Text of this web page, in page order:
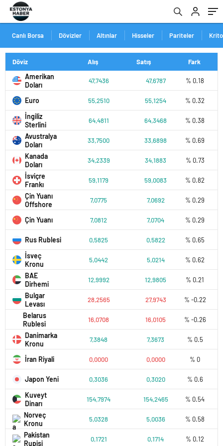
Canlı Borsa Dövizler Altınlar Hisseler Pariteler
Döviz Alış Satış Fark
Amerikan
Doları
47,7436 47,6787 % 0.18
Euro 55,2510 55,1254 % 0.32
İngiliz
Sterlini
64,4811 64,3468 % 0.38
Avustralya
Doları
33,7500 33,6898 % 0.69
Kanada
Doları
34,2339 34,1883 % 0.73
İsviçre
Frankı
59,1179 59,0083 % 0.82
Çin Yuanı
Offshore
7,0775 7,0692 % 0.29
Çin Yuanı 7,0812 7,0704 % 0.29
Rus Rublesi 0,5825 0,5822 % 0.65
İsveç
Kronu
5,0442 5,0214 % 0.62
BAE
Dirhemi
12,9992 12,9805 % 0.21
Bulgar
Levası
28,2565 27,9743 % -0.22
Belarus
Rublesi
16,0708 16,0105 % -0.26
Danimarka
Kronu
7,3848 7,3673 % 0.5
İran Riyali 0,0000 0,0000 % 0
Japon Yeni 0,3036 0,3020 % 0.6
Kuveyt
Dinarı
154,7974 154,2465 % 0.54
Norveç
Kronu
5,0328 5,0036 % 0.58
Pakistan
Rupisi
0,1721 0,1714 % 0.12